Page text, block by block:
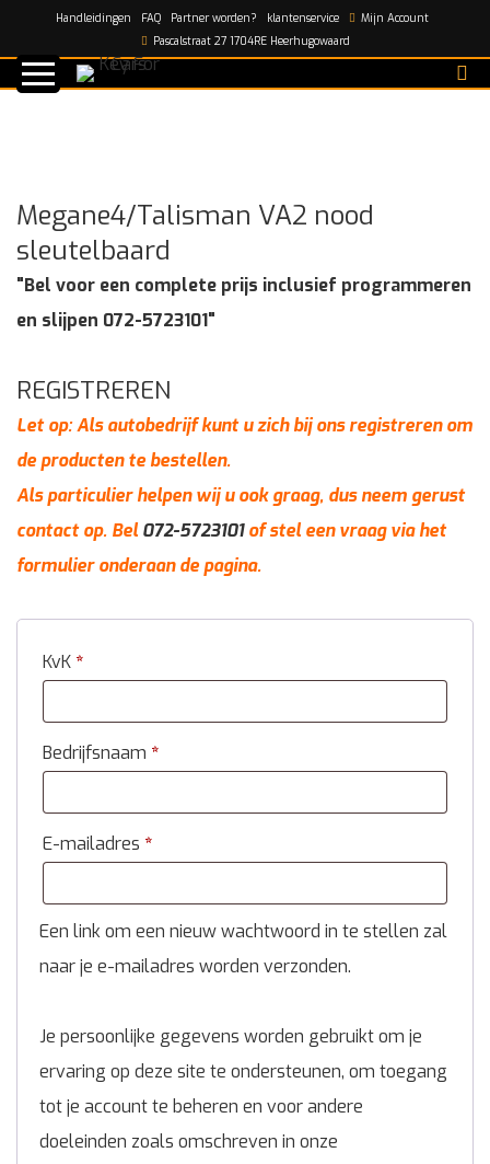
Handleidingen FAQ Partner worden? klantenservice
Mijn Account
Pascalstraat 27 1704RE Heerhugowaard
Home/shop/ Megane4/Talisman VA2 nood
sleutelbaard
Megane4/Talisman VA2 nood
sleutelbaard
"Bel voor een complete prijs inclusief programmeren
en slijpen 072-5723101"
REGISTREREN
Let op: Als autobedrijf kunt u zich bij ons registreren om
de producten te bestellen.
Als particulier helpen wij u ook graag, dus neem gerust
contact op. Bel072-5723101of stel een vraag via het
formulier onderaan de pagina.
KvK *
Bedrijfsnaam *
E-mailadres *
Een link om een nieuw wachtwoord in te stellen zal
naar je e-mailadres worden verzonden.
Je persoonlijke gegevens worden gebruikt om je
ervaring op deze site te ondersteunen, om toegang
tot je account te beheren en voor andere
doeleinden zoals omschreven in onze